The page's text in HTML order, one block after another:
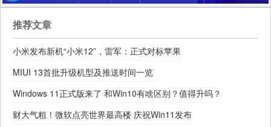
推荐文章
小米发布新机“小米12”，雷军：正式对标苹果
MIUI 13首批升级机型及推送时间一览
Windows 11正式版来了 和Win10有啥区别？值得升吗？
财大气粗！微软点亮世界最高楼 庆祝Win11发布